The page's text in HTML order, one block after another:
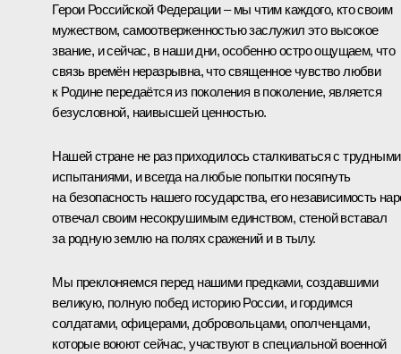
Герои Российской Федерации – мы чтим каждого, кто своим
мужеством, самоотверженностью заслужил это высокое
звание, и сейчас, в наши дни, особенно остро ощущаем, что
связь времён неразрывна, что священное чувство любви
к Родине передаётся из поколения в поколение, является
безусловной, наивысшей ценностью.
Нашей стране не раз приходилось сталкиваться с трудными
испытаниями, и всегда на любые попытки посягнуть
на безопасность нашего государства, его независимость
отвечал своим несокрушимым единством, стеной вставал
за родную землю на полях сражений и в тылу.
Мы преклоняемся перед нашими предками, создавшими
великую, полную побед историю России, и гордимся
солдатами, офицерами, добровольцами, ополченцами,
которые воюют сейчас, участвуют в специальной военной